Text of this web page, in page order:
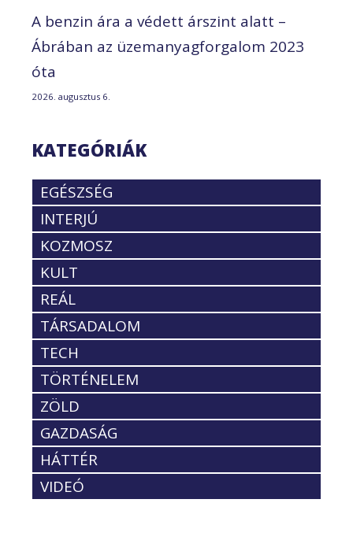
A benzin ára a védett árszint alatt –
Ábrában az üzemanyagforgalom 2023
óta
2026. augusztus 6.
KATEGÓRIÁK
EGÉSZSÉG
INTERJÚ
KOZMOSZ
KULT
REÁL
TÁRSADALOM
TECH
TÖRTÉNELEM
ZÖLD
GAZDASÁG
HÁTTÉR
VIDEÓ